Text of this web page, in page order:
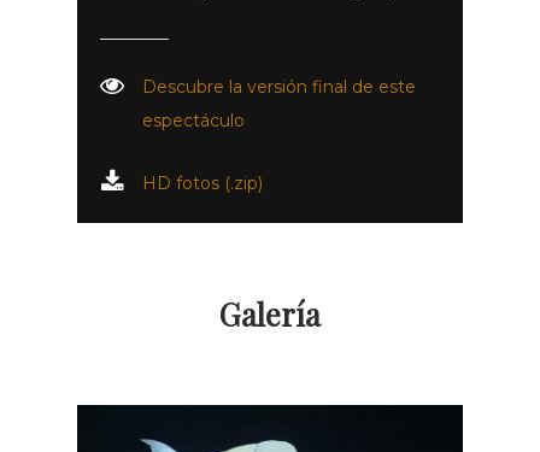
Descubre la versión final de este
espectáculo
HD fotos (.zip)
Galería